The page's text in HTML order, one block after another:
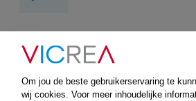
Neuron AVG Suite
Componenten die helpen bij jouw
Neuron Privacy Monitor
Om jou de beste gebruikerservaring te
wij cookies. Voor meer inhoudelijke